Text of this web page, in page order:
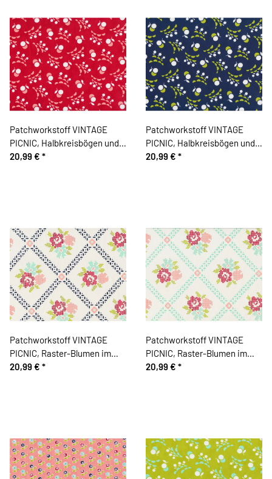
Patchworkstoff VINTAGE
PICNIC, Halbkreisbögen und
Kugel-Kirschen, rot-helles
20,99 € *
Patchworkstoff VINTAGE
PICNIC, Halbkreisbögen und
Kugel-Kirschen, gedecktes
20,99 € *
Patchworkstoff VINTAGE
PICNIC, Raster-Blumen im
Rautengitter, wollweiß-
20,99 € *
Patchworkstoff VINTAGE
PICNIC, Raster-Blumen im
Rautengitter, wollweiß-
20,99 € *